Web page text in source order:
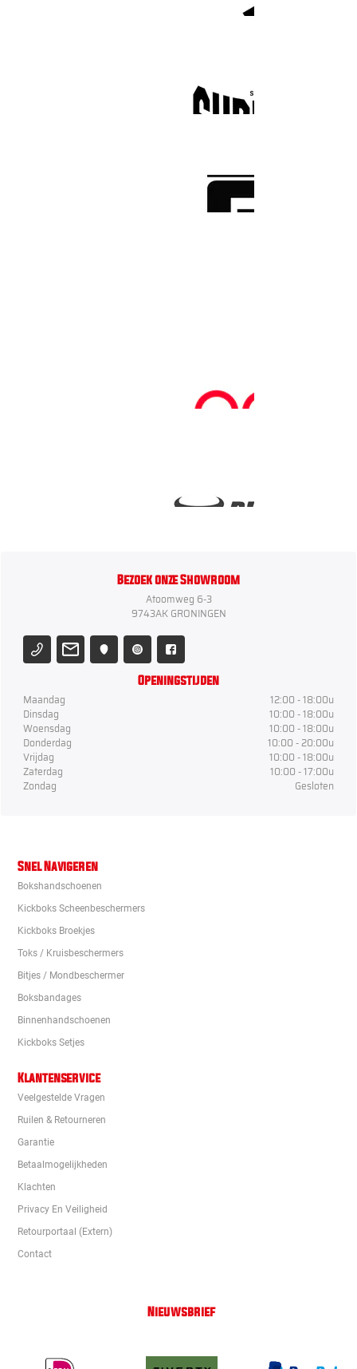
Bezoek onze Showroom
Atoomweg 6-3
9743AK GRONINGEN
Openingstijden
Maandag
12:00 - 18:00u
Dinsdag
10:00 - 18:00u
Woensdag
10:00 - 18:00u
Donderdag
10:00 - 20:00u
Vrijdag
10:00 - 18:00u
Zaterdag
10:00 - 17:00u
Zondag
Gesloten
Snel Navigeren
Bokshandschoenen
Kickboks Scheenbeschermers
Kickboks Broekjes
Toks / Kruisbeschermers
Bitjes / Mondbeschermer
Boksbandages
Binnenhandschoenen
Kickboks Setjes
Klantenservice
Veelgestelde Vragen
Ruilen & Retourneren
Garantie
Betaalmogelijkheden
Klachten
Privacy En Veiligheid
Retourportaal (extern)
Contact
Nieuwsbrief